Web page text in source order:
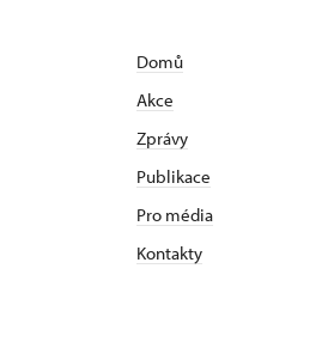
Domů
Akce
Zprávy
Publikace
Pro média
Kontakty